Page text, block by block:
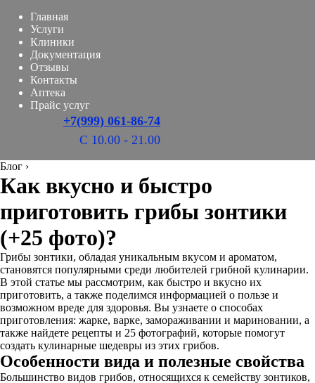
Главная
Услуги
Клиники
Документация
Отзывы
Контакты
Аптека
Прайс услуг
+7(999) 061-86-74
С 10.00 - 21.00
Блог ›
Как вкусно и быстро
приготовить грибы зонтики
(+25 фото)?
Грибы зонтики, обладая уникальным вкусом и ароматом,
становятся популярными среди любителей грибной кулинарии.
В этой статье мы рассмотрим, как быстро и вкусно их
приготовить, а также поделимся информацией о пользе и
возможном вреде для здоровья. Вы узнаете о способах
приготовления: жарке, варке, замораживании и мариновании, а
также найдете рецепты и 25 фотографий, которые помогут
создать кулинарные шедевры из этих грибов.
Особенности вида и полезные свойства
Большинство видов грибов, относящихся к семейству зонтиков,